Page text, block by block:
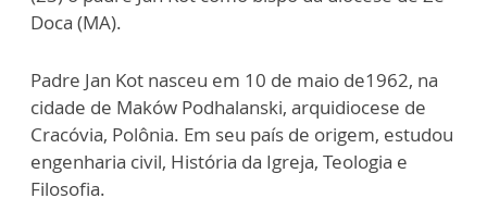
Doca (MA).
Padre Jan Kot nasceu em 10 de maio de1962, na
cidade de Maków Podhalanski, arquidiocese de
Cracóvia, Polônia. Em seu país de origem, estudou
engenharia civil, História da Igreja, Teologia e
Filosofia.